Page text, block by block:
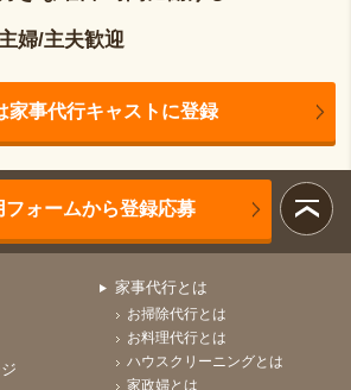
婦/主夫歓迎
家事代行キャストに登録
フォームから登録応募
家事代行とは
お掃除代行とは
お料理代行とは
ハウスクリーニングとは
家政婦とは